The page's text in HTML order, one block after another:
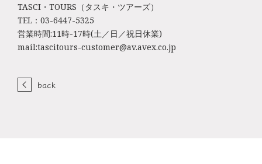
TASCI・TOURS（タスキ・ツアーズ）
TEL：03-6447-5325
営業時間:11時-17時(土／日／祝日休業)
mail:tascitours-customer@av.avex.co.jp
back